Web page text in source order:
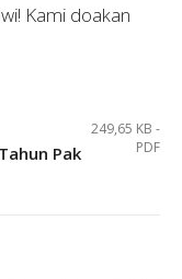
Kami doakan
Pak
249,65 KB -
PDF